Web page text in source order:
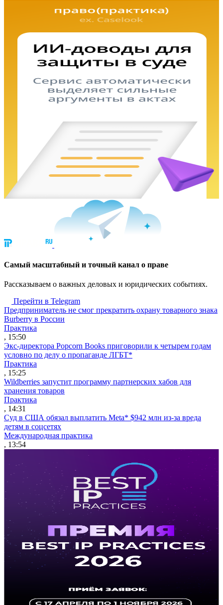
Cамый масштабный и точный канал о праве
Рассказываем о важных деловых и юридических событиях.
Перейти в Telegram
Предприниматель не смог прекратить охрану товарного знака
Burberry в России
Практика
, 15:50
Экс-директора Popcorn Books приговорили к четырем годам
условно по делу о пропаганде ЛГБТ*
Практика
, 15:25
Wildberries запустит программу партнерских хабов для
хранения товаров
Практика
, 14:31
Суд в США обязал выплатить Meta* $942 млн из-за вреда
детям в соцсетях
Международная практика
, 13:54